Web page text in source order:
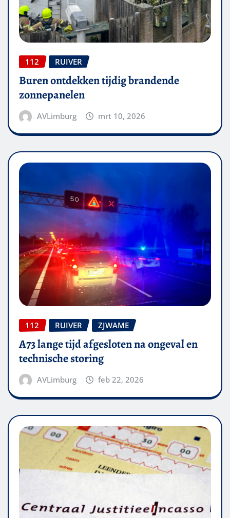
112 RUIVER
Buren ontdekken tijdig brandende
zonnepanelen
AVLimburg mrt 10, 2026
112 RUIVER ZJWAME
A73 lange tijd afgesloten na ongeval en
technische storing
AVLimburg feb 22, 2026